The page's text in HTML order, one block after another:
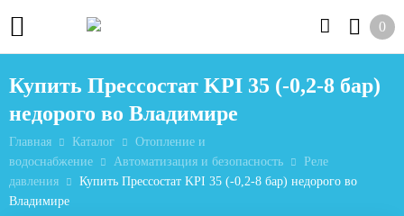
0
Купить Прессостат KPI 35 (-0,2-8 бар)
недорого во Владимире
Главная Каталог
Отопление и
водоснабжение
Автоматизация и безопасность
Реле
давления
Купить Прессостат KPI 35 (-0,2-8 бар) недорого во
Владимире